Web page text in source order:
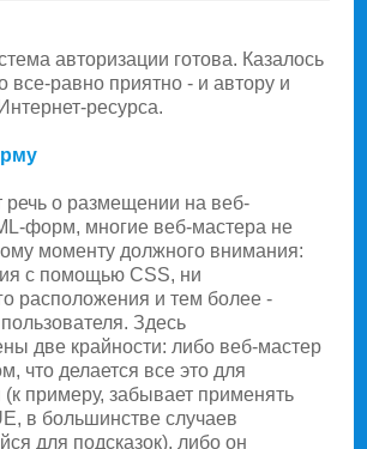
авторизации готова. Казалось
все-равно приятно - и автору и
ресурса.
речь о размещении на веб-
форм, многие веб-мастера не
моменту должного внимания:
с помощью CSS, ни
расположения и тем более -
Здесь
две крайности: либо веб-мастер
что делается все это для
(к примеру, забывает применять
в большинстве случаев
для подсказок), либо он